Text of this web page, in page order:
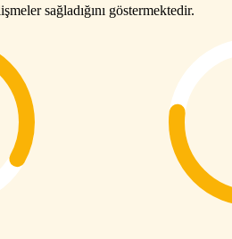
sağladığını göstermektedir.